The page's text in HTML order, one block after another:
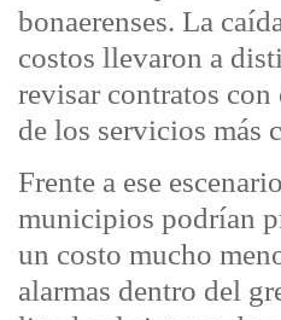
bonaerenses. La
costos llevaron a
revisar contratos con
de los servicios más
Frente a ese
municipios podrían
un costo mucho
alarmas dentro del